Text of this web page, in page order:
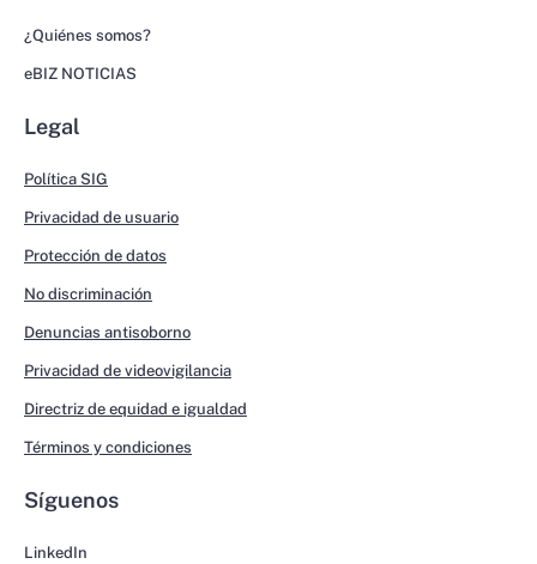
¿Quiénes somos?
eBIZ NOTICIAS
Legal
Política SIG
Privacidad de usuario
Protección de datos
No discriminación
Denuncias antisoborno
Privacidad de videovigilancia
Directriz de equidad e igualdad
Términos y condiciones
Síguenos
LinkedIn